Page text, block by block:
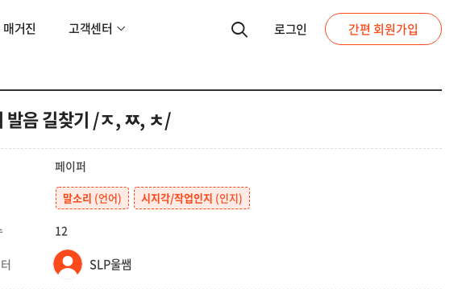
매거진 고객센터 로그인 간편 회원가입
발음 길찾기 /ㅈ, ㅉ, ㅊ/
페이퍼
말소리 (언어) 시지각/작업인지 (인지)
12
SLP울쌤